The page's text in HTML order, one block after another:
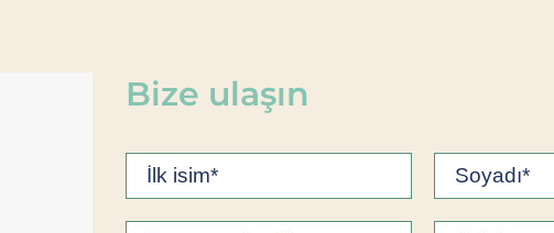
Bize ulaşın